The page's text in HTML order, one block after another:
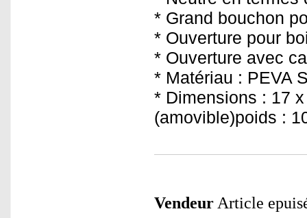
* Grand bouchon
* Ouverture pour
* Ouverture avec
* Matériau : PEVA
* Dimensions : 17
(amovible)poids :
Vendeur Article